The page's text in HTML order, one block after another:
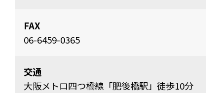
FAX
06-6459-0365
交通
大阪メトロ四つ橋線「肥後橋駅」徒歩10分